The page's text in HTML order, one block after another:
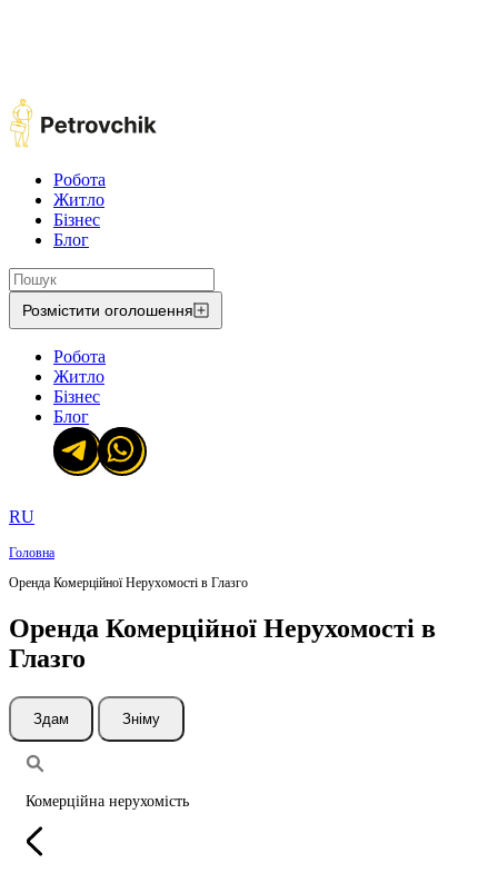
Робота
Житло
Бізнес
Блог
Розмістити оголошення
Робота
Житло
Бізнес
Блог
RU
Головна
Оренда Комерційної Нерухомості в Глазго
Оренда Комерційної Нерухомості в
Глазго
Здам Зніму
Комерційна нерухомість